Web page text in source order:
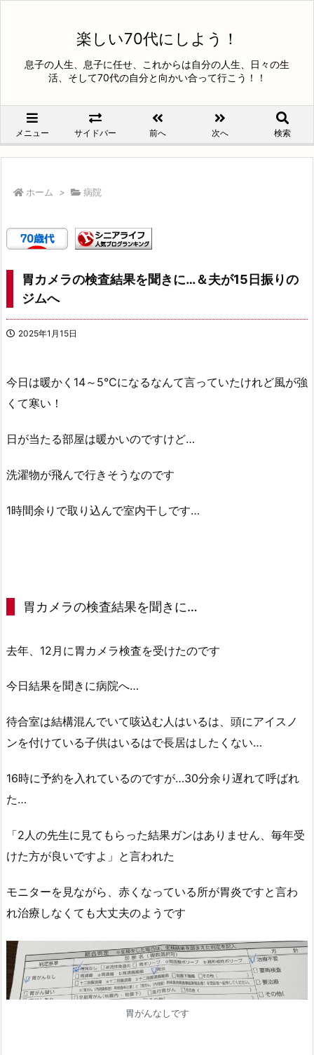
楽しい70代にしよう！
息子の人生、息子に任せ、これからは自分の人生、日々の生
活、そして70代の自分と向かい合って行こう！！
メニュー サイドバー 前へ 次へ 検索
ホーム > 病院
胃カメラの検査結果を聞きに…＆夫が15日振りの
ジムへ
2025年1月15日
今日は暖かく14～5℃になるなんて言っていたけれど風が強
くて寒い！
日が当たる部屋は暖かいのですけど…
洗濯物が飛んで行きそうなのです
1時間余りで取り込んで室内干しです…
胃カメラの検査結果を聞きに…
去年、12月に胃カメラ検査を受けたのです
今日結果を聞きに病院へ…
待合室は結構混んでいて咳込む人はいるは、頭にアイスノ
ンを付けている子供はいるはで長居はしたくない…
16時に予約を入れているのですが…30分余り遅れて呼ばれ
た…
「2人の先生に見てもらった結果ガンはありません、毎年受
けた方が良いですよ」と言われた
モニターを見ながら、赤くなっている所が胃炎ですと言わ
れ治療しなくても大丈夫のようです
胃がんなしです